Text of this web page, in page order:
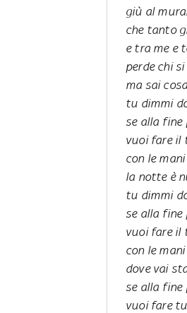
giù al
che tanto
e tra me e
perde chi
ma sai
tu dimmi
se alla fine
vuoi fare il
con le
la notte è
tu dimmi
se alla fine
vuoi fare il
con le
dove vai
se alla fine
vuoi fare